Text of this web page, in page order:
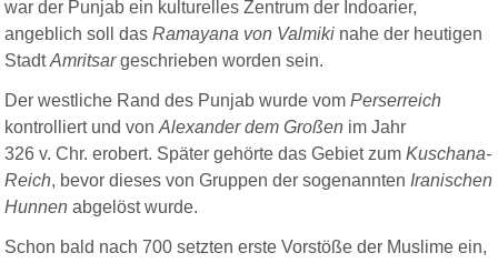
war der Punjab ein kulturelles Zentrum der Indoarier,
angeblich soll dasRamayana von Valmiki nahe der heutigen
StadtAmritsargeschrieben worden sein.
Der westliche Rand des Punjab wurde vomPerserreich
kontrolliert und vonAlexander dem Großen im Jahr
326 v. Chr. erobert. Später gehörte das Gebiet zumKuschana-
Reich, bevor dieses von Gruppen der sogenannten Iranischen
Hunnenabgelöst wurde.
Schon bald nach 700 setzten erste Vorstöße der Muslime ein,